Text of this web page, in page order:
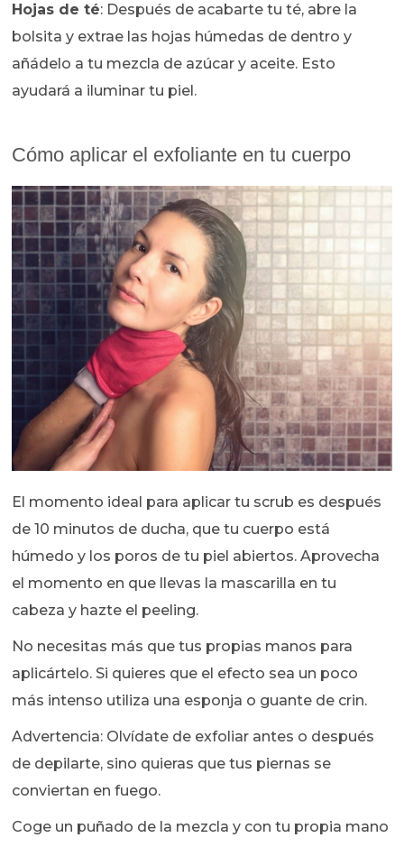
Hojas de té: Después de acabarte tu té, abre la
bolsita y extrae las hojas húmedas de dentro y
añádelo a tu mezcla de azúcar y aceite. Esto
ayudará a iluminar tu piel.
Cómo aplicar el exfoliante en tu cuerpo
El momento ideal para aplicar tu scrub es después
de 10 minutos de ducha, que tu cuerpo está
húmedo y los poros de tu piel abiertos. Aprovecha
el momento en que llevas la mascarilla en tu
cabeza y hazte el peeling.
No necesitas más que tus propias manos para
aplicártelo. Si quieres que el efecto sea un poco
más intenso utiliza una esponja o guante de crin.
Advertencia: Olvídate de exfoliar antes o después
de depilarte, sino quieras que tus piernas se
conviertan en fuego.
Coge un puñado de la mezcla y con tu propia mano